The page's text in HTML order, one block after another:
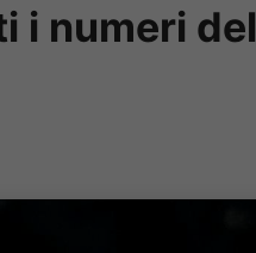
i numeri del